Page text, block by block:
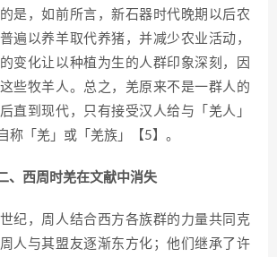
是，如前所言，新石器时代晚期以后农
遍以养羊取代养猪，并减少农业活动，
变化让以种植为生的人群印象深刻，因
些牧羊人。总之，羌原来不是一群人的
直到现代，只有接受汉人给与「羌人」
称「羌」或「羌族」【5】。
、西周时羌在文献中消失
，周人结合西方各族群的力量共同克
人与其盟友逐渐东方化；他们继承了许